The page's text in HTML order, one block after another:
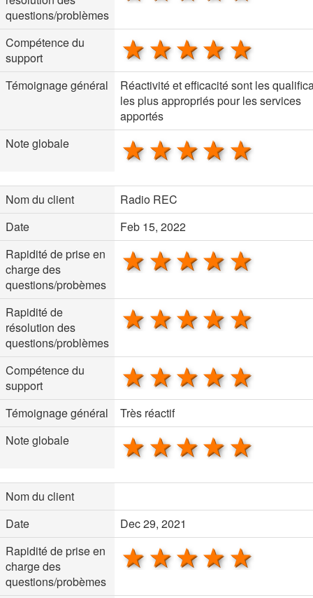
questions/problèmes
Compétence du
support
4 stars
3 stars
2 stars
1 star
Témoignage général
Réactivité et efficacité sont les
les plus appropriés pour les services
apportés
Note globale
4 stars
3 stars
2 stars
1 star
Nom du client
Radio REC
Date
Feb 15, 2022
Rapidité de prise en
charge des
questions/probèmes
4 stars
3 stars
2 stars
1 star
Rapidité de
résolution des
questions/problèmes
4 stars
3 stars
2 stars
1 star
Compétence du
support
4 stars
3 stars
2 stars
1 star
Témoignage général
Très réactif
Note globale
4 stars
3 stars
2 stars
1 star
Nom du client
Date
Dec 29, 2021
Rapidité de prise en
charge des
questions/probèmes
4 stars
3 stars
2 stars
1 star